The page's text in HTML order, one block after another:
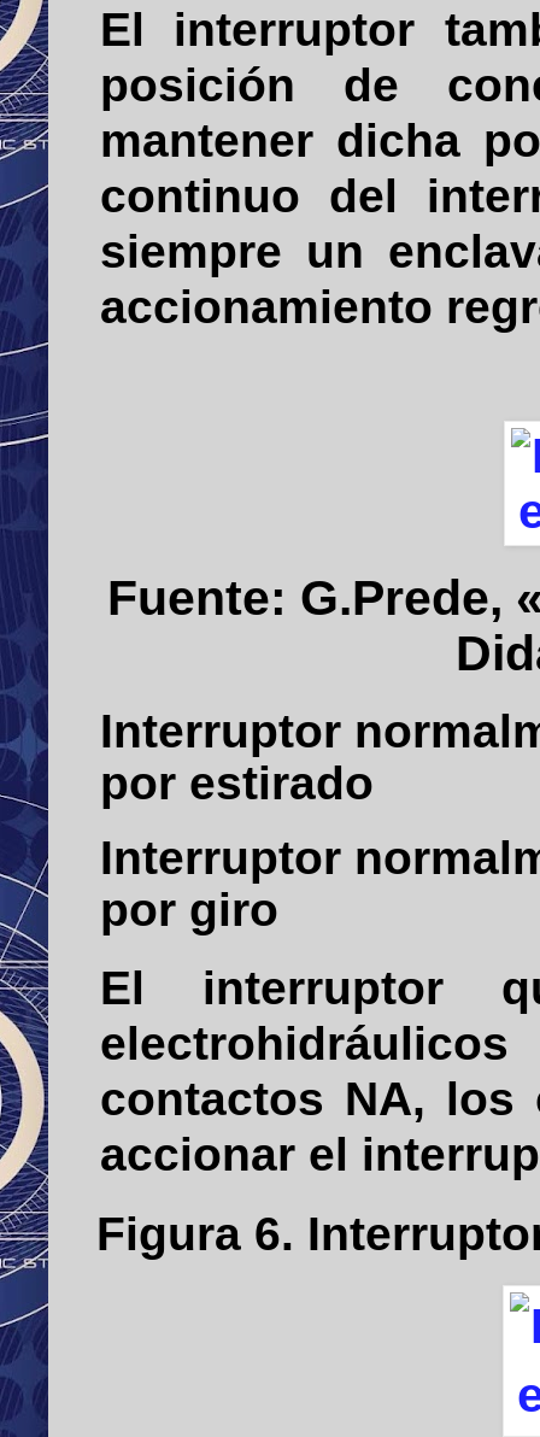
El interruptor
posición de
mantener dicha
continuo del
siempre un
accionamiento
Fuente: G.Prede,
Interruptor
por estirado
Interruptor
por giro
El interruptor
contactos NA, los
accionar el
Figura 6.